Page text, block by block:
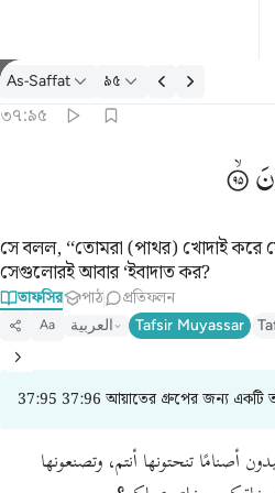
তাফসির: As-Saffat ৩৭:৯৫
As-Saffat ৯৫
৩৭:৯৫
সে বলল, ‘‘তোমরা (পাথর) খোদাই করে
সেগুলোরই আবার ‘ইবাদাত কর?
তাফসির পাঠ প্রতিফলন
Aa العربية Tafsir Muyassar
37:95 37:96 আয়াতের গ্রুপের জন্য একটি
أصنامًا تنحتونها أنتم، وتصنعونها